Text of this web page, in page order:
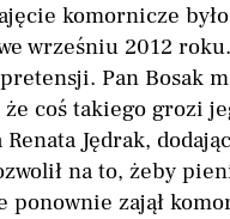
komornicze
wrześniu 2012
Pan Bosak
coś takiego grozi
Renata Jędrak,
na to, żeby
ponownie zajął